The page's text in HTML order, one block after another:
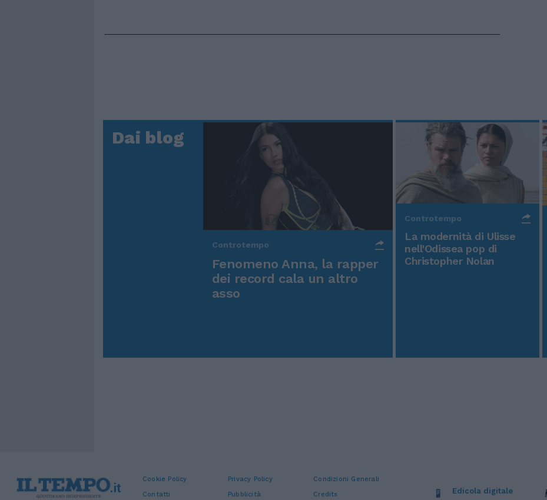
Dai blog
Controtempo
Fenomeno Anna, la rapper
dei record cala un altro
asso
Controtempo
La modernità di Ulisse
nell'Odissea pop di
Christopher Nolan
Cookie Policy Privacy Policy
Condizioni Generali
Contatti
Pubblicità Credits Edicola digitale